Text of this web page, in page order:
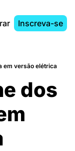
Inscreva-se
em versão elétrica
dos